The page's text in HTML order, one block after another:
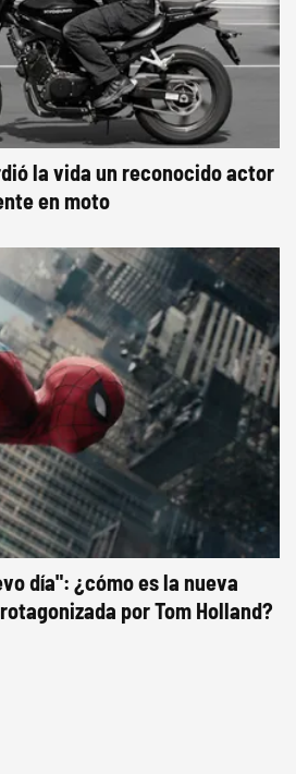
la vida un reconocido actor
en moto
día": ¿cómo es la nueva
por Tom Holland?